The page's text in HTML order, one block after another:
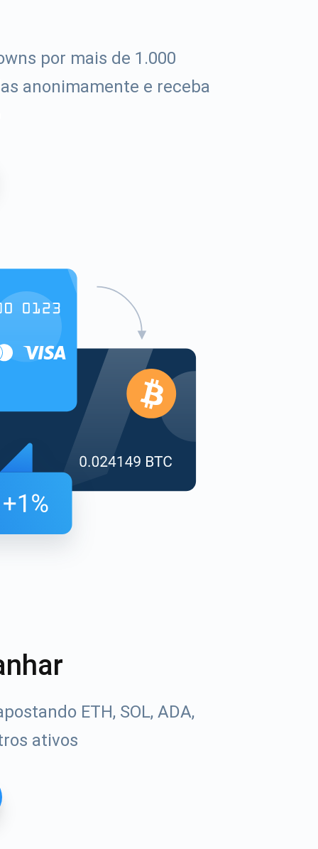
por mais de 1.000
anonimamente e receba
ETH, SOL, ADA,
ativos
de